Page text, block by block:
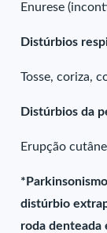
Enurese
Distúrbios
Tosse, coriza,
Distúrbios da
Erupção
distúrbio
roda denteada